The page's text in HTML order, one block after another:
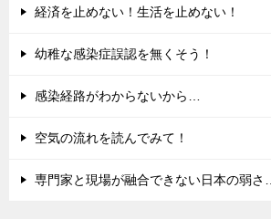
経済を止めない！生活を止めない！
幼稚な感染症誤認を無くそう！
感染経路がわからないから…
空気の流れを読んでみて！
専門家と現場が融合できない日本の弱さ…